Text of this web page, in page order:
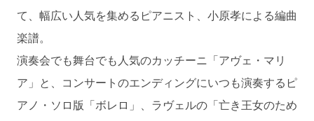
て、幅広い人気を集めるピアニスト、小原孝による編曲
楽譜。
演奏会でも舞台でも人気のカッチーニ「アヴェ・マリ
ア」と、コンサートのエンディングにいつも演奏するピ
アノ・ソロ版「ボレロ」、ラヴェルの「亡き王女のため